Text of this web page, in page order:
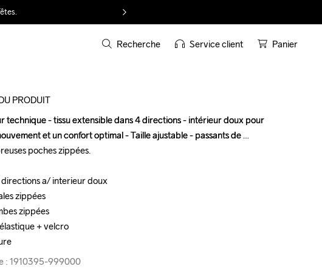
Recherche Service client Panier
PRODUIT
technique - tissu extensible dans 4 directions - intérieur doux pour
et un confort optimal - Taille ajustable - passants de
poches zippées.
directions a/ interieur doux
zippées
zippées
+ velcro
: 1910395-999000
technique - tissu extensible dans 4 directions - intérieur doux pour
et un confort optimal - Taille ajustable - passants de
poches zippées.
directions a/ interieur doux
zippées
zippées
+ velcro
: 1910395-999000